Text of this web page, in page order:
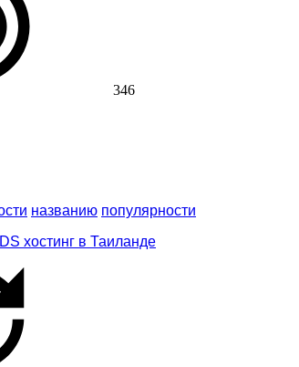
346
названию популярности
хостинг в Таиланде